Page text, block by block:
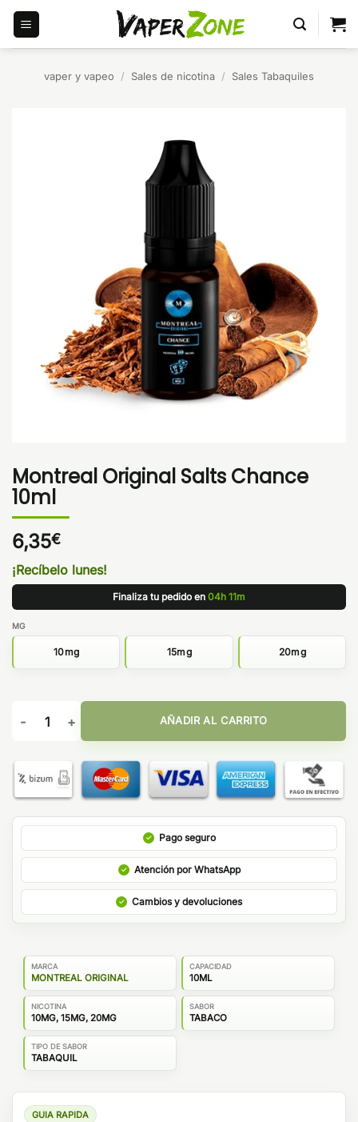
Saltar
contenido
vaper y vapeo / Sales de nicotina / Sales Tabaquiles
Montreal Original Salts Chance
10ml
6,35€
¡Recíbelo lunes!
Finaliza tu pedido en 04h 11m
MG
10mg 15mg 20mg
Montreal Original Salts Chance 10ml cantidad
AÑADIR AL CARRITO
Pago seguro
Atención por WhatsApp
Cambios y devoluciones
MARCA
MONTREAL ORIGINAL
CAPACIDAD
10ML
NICOTINA
10MG, 15MG, 20MG
SABOR
TABACO
TIPO DE SABOR
TABAQUIL
GUIA RAPIDA